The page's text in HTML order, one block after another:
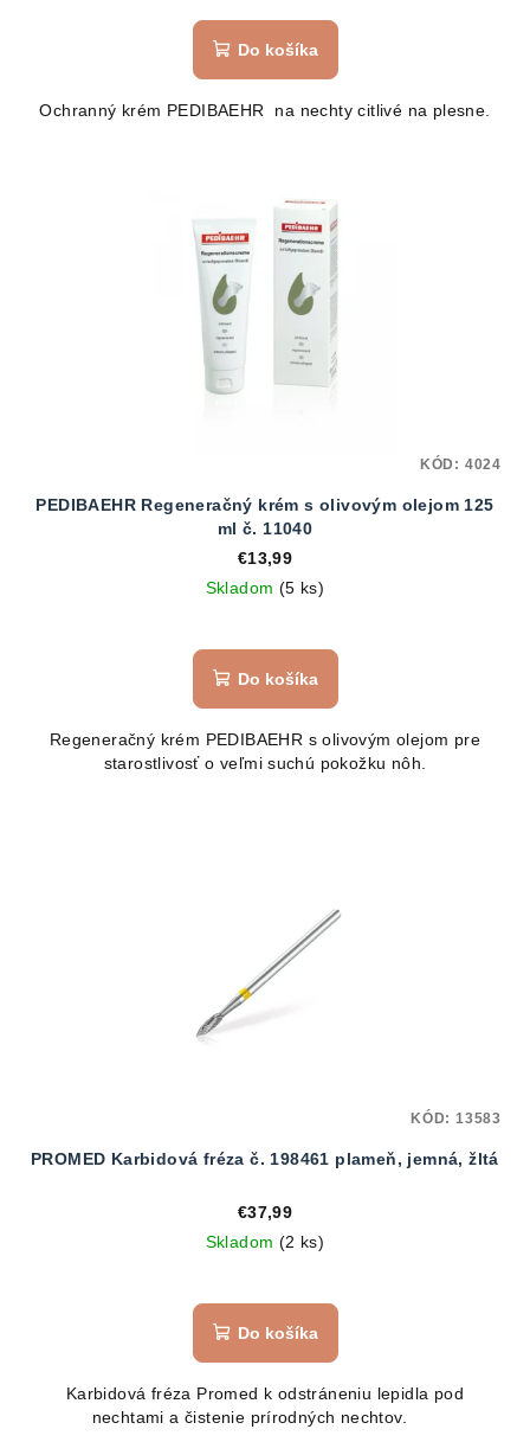
Do košíka
Ochranný krém PEDIBAEHR na nechty citlivé na plesne.
PEDIBAEHR Regeneračný krém s olivovým olejom 125
ml č. 11040
€13,99
Skladom (5 ks)
Do košíka
Regeneračný krém PEDIBAEHR s olivovým olejom pre
starostlivosť o veľmi suchú pokožku nôh.
KÓD: 4024
PROMED Karbidová fréza č. 198461 plameň, jemná, žltá
€37,99
Skladom (2 ks)
Do košíka
Karbidová fréza Promed k odstráneniu lepidla pod
nechtami a čistenie prírodných nechtov.
KÓD: 13583